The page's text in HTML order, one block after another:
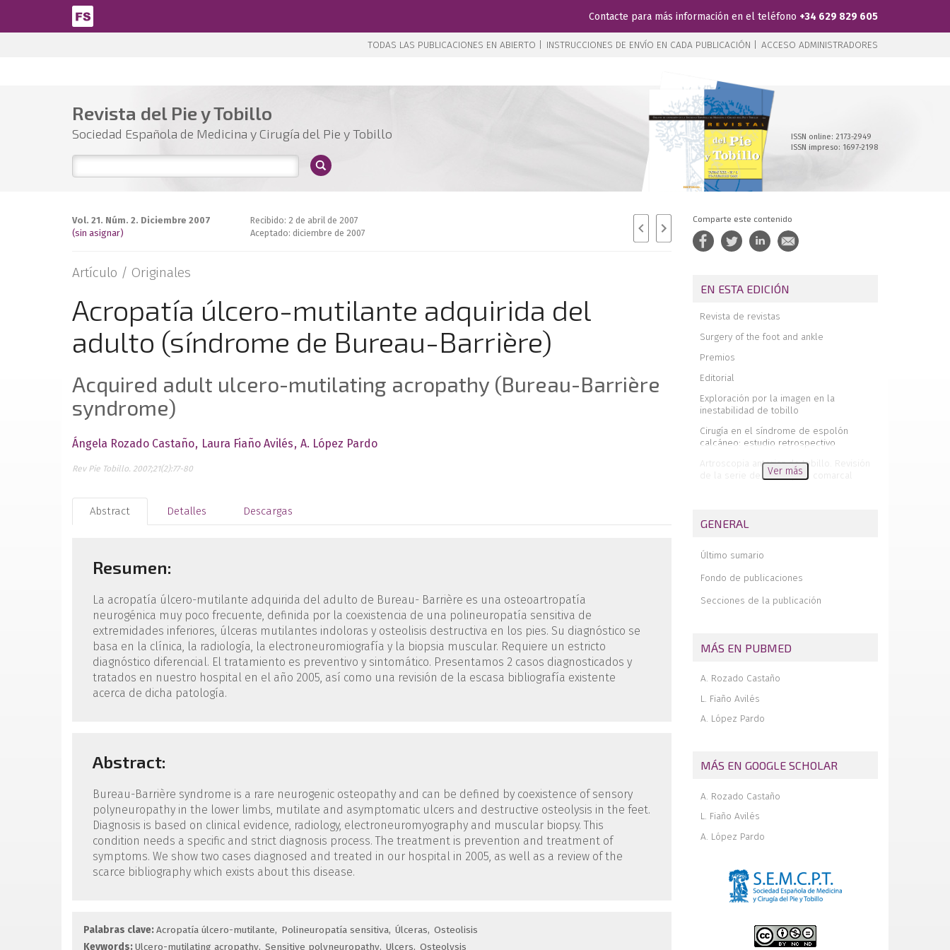
Pasar al contenido principal
Contacte para más información en el teléfono +34 629 829 605
TODAS LAS PUBLICACIONES EN ABIERTO | INSTRUCCIONES DE ENVÍO EN CADA PUBLICACIÓN | ACCESO ADMINISTRADORES
Revista del Pie y Tobillo
Sociedad Española de Medicina y Cirugía del Pie y Tobillo
ISSN online: 2173-2949
ISSN impreso: 1697-2198
Vol. 21. Núm. 2. Diciembre 2007
(sin asignar)
Recibido: 2 de abril de 2007
Aceptado: diciembre de 2007
Artículo / Originales
Acropatía úlcero-mutilante adquirida del
adulto (síndrome de Bureau-Barrière)
Acquired adult ulcero-mutilating acropathy (Bureau-Barrière
syndrome)
Ángela Rozado Castaño Laura Fiaño Avilés A. López Pardo
Rev Pie Tobillo. 2007;21(2):77-80
Abstract Detalles Descargas
Resumen:
La acropatía úlcero-mutilante adquirida del adulto de Bureau- Barrière es una osteoartropatía
neurogénica muy poco frecuente, definida por la coexistencia de una polineuropatía sensitiva de
extremidades inferiores, úlceras mutilantes indoloras y osteolisis destructiva en los pies. Su diagnóstico se
basa en la clínica, la radiología, la electroneuromiografía y la biopsia muscular. Requiere un estricto
diagnóstico diferencial. El tratamiento es preventivo y sintomático. Presentamos 2 casos diagnosticados y
tratados en nuestro hospital en el año 2005, así como una revisión de la escasa bibliografía existente
acerca de dicha patología.
Abstract:
Bureau-Barrière syndrome is a rare neurogenic osteopathy and can be defined by coexistence of sensory
polyneuropathy in the lower limbs, mutilate and asymptomatic ulcers and destructive osteolysis in the feet.
Diagnosis is based on clinical evidence, radiology, electroneuromyography and muscular biopsy. This
condition needs a specific and strict diagnosis process. The treatment is prevention and treatment of
symptoms. We show two cases diagnosed and treated in our hospital in 2005, as well as a review of the
scarce bibliography which exists about this disease.
Palabras clave:Acropatía úlcero-mutilante Polineuropatía sensitiva Úlceras Osteolisis
Keywords:Ulcero-mutilating acropathy Sensitive polyneuropathy Ulcers Osteolysis
Comparte este contenido
EN ESTA EDICIÓN
Revista de revistas
Surgery of the foot and ankle
Premios
Editorial
Exploración por la imagen en la
inestabilidad de tobillo
Cirugía en el síndrome de espolón
calcáneo: estudio retrospectivo
Artroscopia anterior de tobillo. Revisión
de la serie de un hospital comarcal
Barrière)
hospital Virgen del Rocío
Lesiones osteocondrales del astrágalo
peroneo corto. Informe de un caso
graves de calcáneo
Ver más
GENERAL
Último sumario
Fondo de publicaciones
Secciones de la publicación
MÁS EN PUBMED
A. Rozado Castaño
L. Fiaño Avilés
A. López Pardo
MÁS EN GOOGLE SCHOLAR
A. Rozado Castaño
L. Fiaño Avilés
A. López Pardo